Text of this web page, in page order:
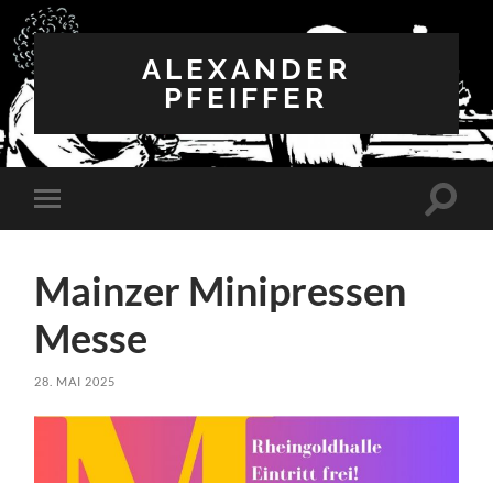
ALEXANDER
PFEIFFER
Mobile-
Menü
Mainzer Minipressen
Messe
28. MAI 2025